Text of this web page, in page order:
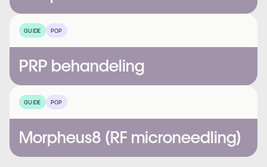
GUIDE POP
PRP behandeling
GUIDE POP
Morpheus8 (RF microneedling)